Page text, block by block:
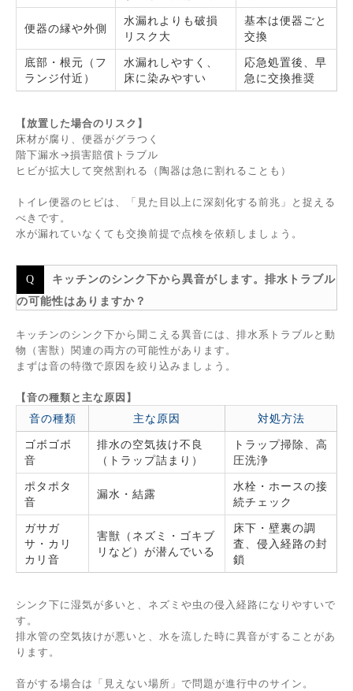
便器の縁や外側
水漏れよりも破損
リスク大
基本は便器ごと
交換
底部・根元（フ
ランジ付近）
水漏れしやすく、
床に染みやすい
応急処置後、早
急に交換推奨
【放置した場合のリスク】
床材が腐り、便器がグラつく
階下漏水→損害賠償トラブル
ヒビが拡大して突然割れる（陶器は急に割れることも）
トイレ便器のヒビは、「見た目以上に深刻化する前兆」と捉える
べきです。
水が漏れていなくても交換前提で点検を依頼しましょう。
キッチンのシンク下から異音がします。排水トラブル
の可能性はありますか？
キッチンのシンク下から聞こえる異音には、排水系トラブルと動
物（害獣）関連の両方の可能性があります。
まずは音の特徴で原因を絞り込みましょう。
【音の種類と主な原因】
音の種類 主な原因
対処方法
ゴボゴボ
音
排水の空気抜け不良
（トラップ詰まり）
トラップ掃除、高
圧洗浄
ポタポタ
音
漏水・結露
水栓・ホースの接
続チェック
ガサガ
サ・カリ
カリ音
害獣（ネズミ・ゴキブ
リなど）が潜んでいる
床下・壁裏の調
査、侵入経路の封
鎖
シンク下に湿気が多いと、ネズミや虫の侵入経路になりやすいで
す。
排水管の空気抜けが悪いと、水を流した時に異音がすることがあ
ります。
音がする場合は「見えない場所」で問題が進行中のサイン。